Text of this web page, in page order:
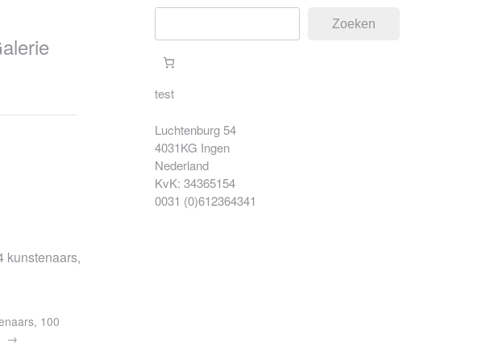
kunstenaars,
100
Zoeken
test
Luchtenburg 54
4031KG Ingen
Nederland
KvK: 34365154
0031 (0)612364341